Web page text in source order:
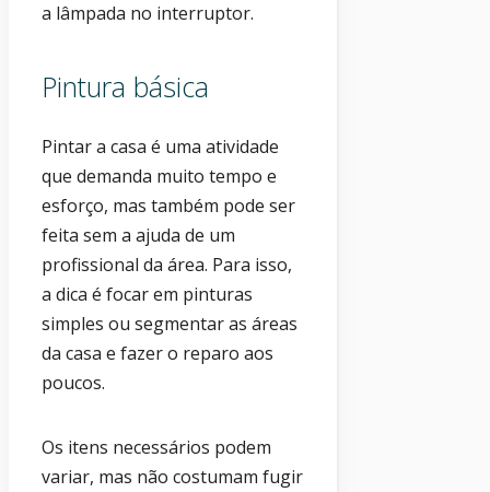
a lâmpada no interruptor.
Pintura básica
Pintar a casa é uma atividade
que demanda muito tempo e
esforço, mas também pode ser
feita sem a ajuda de um
profissional da área. Para isso,
a dica é focar em pinturas
simples ou segmentar as áreas
da casa e fazer o reparo aos
poucos.
Os itens necessários podem
variar, mas não costumam fugir